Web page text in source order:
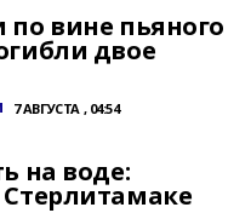
вине пьяного
двое
7 АВГУСТА , 04:54
на воде: